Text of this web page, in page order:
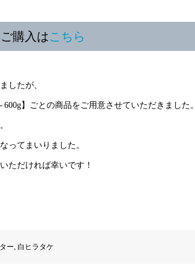
購入はこちら
したが、
】ごとの商品をご用意させていただきました。
ってまいりました。
ただければ幸いです！
ー 白ヒラタケ